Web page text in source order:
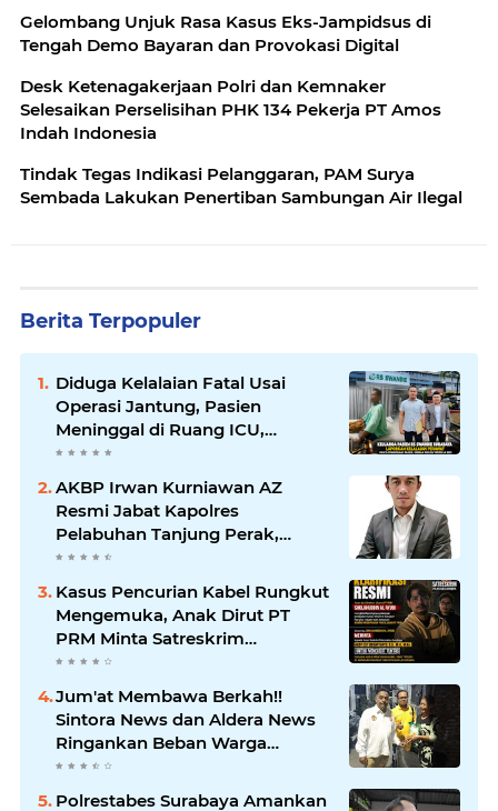
Gelombang Unjuk Rasa Kasus Eks-Jampidsus di
Tengah Demo Bayaran dan Provokasi Digital
Desk Ketenagakerjaan Polri dan Kemnaker
Selesaikan Perselisihan PHK 134 Pekerja PT Amos
Indah Indonesia
Tindak Tegas Indikasi Pelanggaran, PAM Surya
Sembada Lakukan Penertiban Sambungan Air Ilegal
Berita Terpopuler
Diduga Kelalaian Fatal Usai
Operasi Jantung, Pasien
Meninggal di Ruang ICU,
Keluarga Tuntut RSUD dr.
Jawab
AKBP Irwan Kurniawan AZ
Resmi Jabat Kapolres
Pelabuhan Tanjung Perak,
Pimpinan Redaksi
Sampaikan Ucapan Selamat
Kasus Pencurian Kabel Rungkut
Mengemuka, Anak Dirut PT
PRM Minta Satreskrim
Polrestabes Surabaya Usut
Jum'at Membawa Berkah!!
Sintora News dan Aldera News
Ringankan Beban Warga
Bangkitkan Pelaku UMKM
Polrestabes Surabaya Amankan